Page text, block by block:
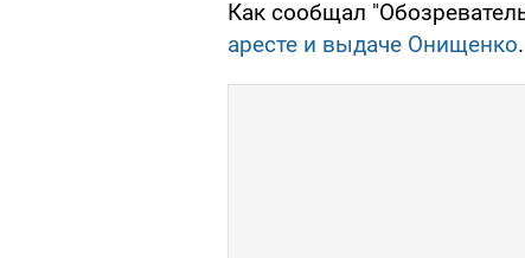
Как сообщал
аресте и выдаче Онищенко.